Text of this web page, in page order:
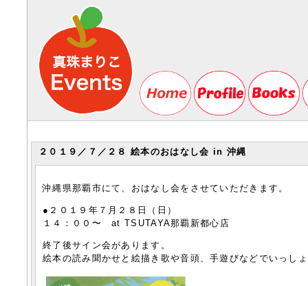
２０１９／７／２８ 絵本のおはなし会 in 沖縄
沖縄県那覇市にて、おはなし会をさせていただきます。
●２０１９年７月２８日（日）
１４：００〜 at TSUTAYA那覇新都心店
終了後サイン会があります。
絵本の読み聞かせと絵描き歌や音頭、手遊びなどでいっし